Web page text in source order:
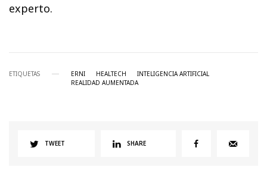
experto.
ETIQUETAS ERNI HEALTECH
INTELIGENCIA ARTIFICIAL
REALIDAD AUMENTADA
TWEET SHARE